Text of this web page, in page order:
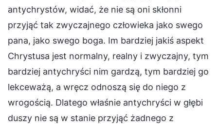
antychrystów, widać, że nie są oni skłonni
przyjąć tak zwyczajnego człowieka jako swego
pana, jako swego boga. Im bardziej jakiś aspekt
Chrystusa jest normalny, realny i zwyczajny, tym
bardziej antychryści nim gardzą, tym bardziej go
lekceważą, a wręcz odnoszą się do niego z
wrogością. Dlatego właśnie antychryści w głębi
duszy nie są w stanie przyjąć żadnego z